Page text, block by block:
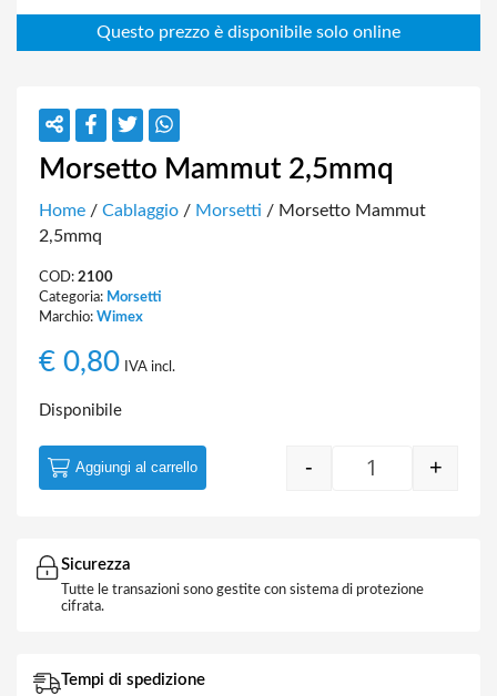
Morsetto Mammut 2,5mmq
Home / Cablaggio / Morsetti / Morsetto Mammut
2,5mmq
COD: 2100
Categoria: Morsetti
Marchio: Wimex
€ 0,80 IVA incl.
Disponibile
Morsetto
- +
Aggiungi al carrello
Sicurezza
Tutte le transazioni sono gestite con sistema di protezione
cifrata.
Tempi di spedizione